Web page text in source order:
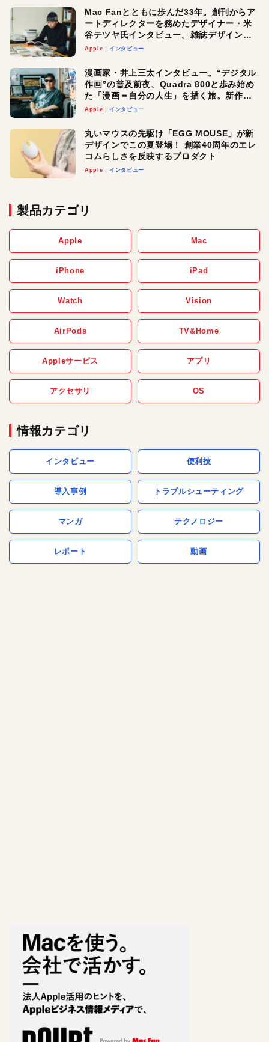
Mac Fanとともに歩んだ33年。創刊からア
ートディレクターを務めたデザイナー・米
谷テツヤ氏インタビュー。雑誌デザインの
真髄と今後
Apple インタビュー
漫画家・井上三太インタビュー。“デジタル
作画”の普及前夜、Quadra 800と歩み始め
た「漫画＝自分の人生」を描く旅。新作
『惨家』に込めた想い
Apple インタビュー
丸いマウスの先駆け「EGG MOUSE」が新
デザインでこの夏登場！ 創業40周年のエレ
コムらしさを反映するプロダクト
Apple インタビュー
製品カテゴリ
Apple Mac
iPhone iPad
Watch Vision
AirPods TV&Home
Appleサービス アプリ
アクセサリ OS
情報カテゴリ
インタビュー 便利技
導入事例 トラブルシューティング
マンガ テクノロジー
レポート 動画